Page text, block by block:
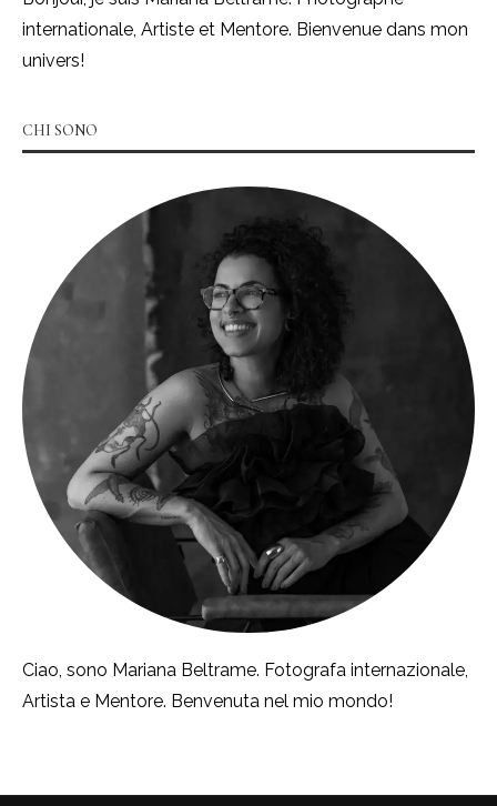
internationale, Artiste et Mentore. Bienvenue dans mon
univers!
CHI SONO
Ciao, sono Mariana Beltrame. Fotografa internazionale,
Artista e Mentore. Benvenuta nel mio mondo!